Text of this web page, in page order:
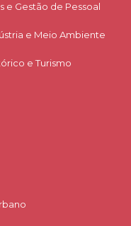
e Gestão de Pessoal
e Meio Ambiente
e Turismo